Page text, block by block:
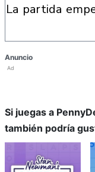
la partida
Anuncio
Ad
Si juegas a
también podría